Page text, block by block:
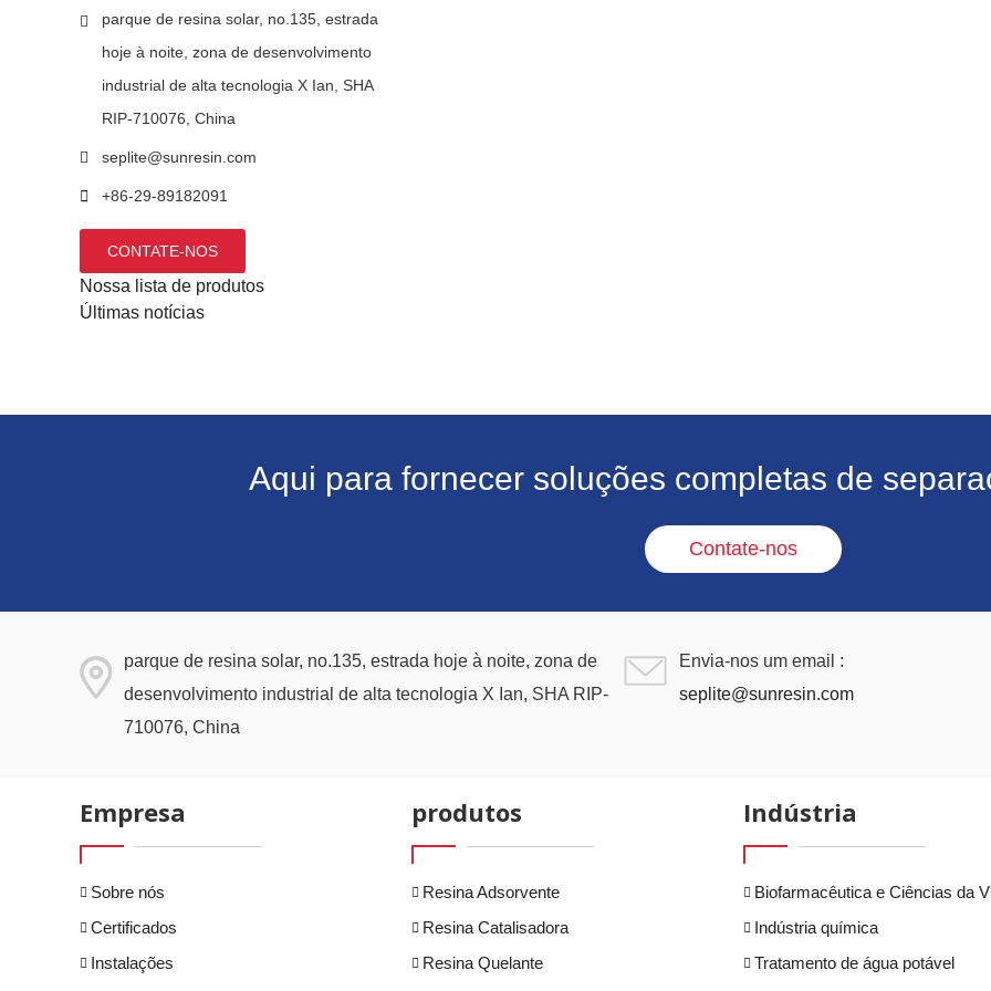
parque de resina solar, no.135, estrada
hoje à noite, zona de desenvolvimento
industrial de alta tecnologia X Ian, SHA
RIP-710076, China
seplite@sunresin.com
+86-29-89182091
CONTATE-NOS
Nossa lista de produtos
Últimas notícias
Aqui para fornecer soluções completas de
Contate-nos
parque de resina solar, no.135, estrada hoje à noite, zona de
desenvolvimento industrial de alta tecnologia X Ian, SHA RIP-
710076, China
Envia-nos um email :
seplite@sunresin.com
Empresa
Sobre nós
Certificados
Instalações
produtos
Resina Adsorvente
Resina Catalisadora
Resina Quelante
Indústria
Biofarmacêutica e Ciências da
Indústria química
Tratamento de água potável